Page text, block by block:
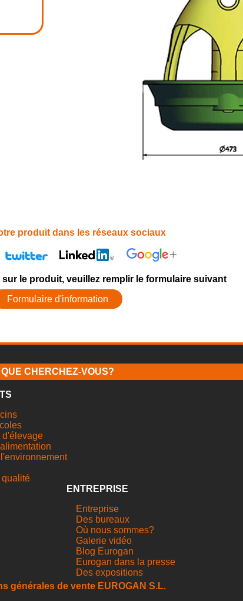
produit dans les réseaux sociaux
le produit, veuillez remplir le formulaire suivant
Formulaire d'information
QUE CHERCHEZ-VOUS?
d'élevage
qualité
ENTREPRISE
Entreprise
Des bureaux
Où nous sommes?
Galerie vidéo
Blog Eurogan
Eurogan dans la presse
Des expositions
générales de vente EUROGAN S.L.